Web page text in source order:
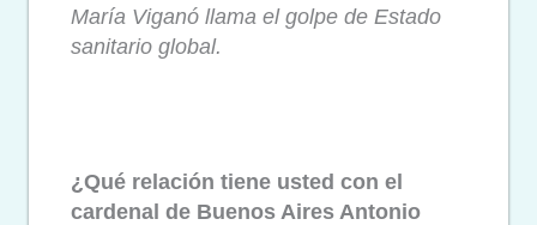
María Viganó llama el golpe de Estado
sanitario global.
¿Qué relación tiene usted con el
cardenal de Buenos Aires Antonio